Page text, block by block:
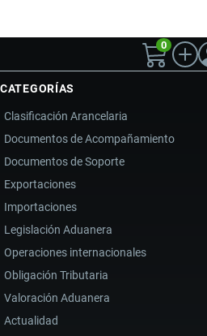
0
CATEGORÍAS
Clasificación Arancelaria
Documentos de Acompañamiento
Documentos de Soporte
Exportaciones
Importaciones
Legislación Aduanera
Operaciones internacionales
Obligación Tributaria
Valoración Aduanera
Actualidad